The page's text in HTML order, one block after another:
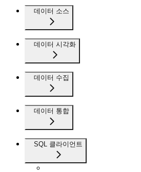
데이터 소스
데이터 시각화
데이터 수집
데이터 통합
SQL 클라이언트